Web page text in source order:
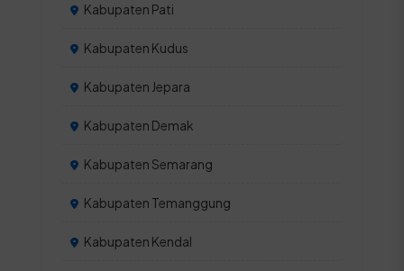
Kabupaten Pati
Kabupaten Kudus
Kabupaten Jepara
Kabupaten Demak
Kabupaten Semarang
Kabupaten Temanggung
Kabupaten Kendal